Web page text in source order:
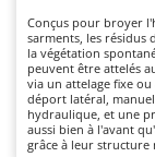
Butteurs
C
Chargeurs
Charrues
Ausonia
Awelco
B
Baesso
Bahco
et les résidus tendres,
marteaux dentés si
pour broyer la
résistante, les
matériaux ligneux.
prévoit des
avec lubrification des
mobiles (cardans,
articulations et axes),
Conçus pour broyer
sarments, les résidus
la végétation
peuvent être attelés
via un attelage fixe ou
déport latéral,
hydraulique, et une
aussi bien à l'avant
grâce à leur structure